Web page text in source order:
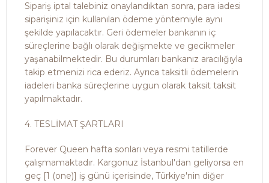
Sipariş iptal talebiniz onaylandıktan sonra, para iadesi
siparişiniz için kullanılan ödeme yöntemiyle aynı
şekilde yapılacaktır. Geri ödemeler bankanın iç
süreçlerine bağlı olarak değişmekte ve gecikmeler
yaşanabilmektedir. Bu durumları bankanız aracılığıyla
takip etmenizi rica ederiz. Ayrıca taksitli ödemelerin
iadeleri banka süreçlerine uygun olarak taksit taksit
yapılmaktadır.
4. TESLİMAT ŞARTLARI
Forever Queen hafta sonları veya resmi tatillerde
çalışmamaktadır. Kargonuz İstanbul'dan geliyorsa en
geç [1 (one)] iş günü içerisinde, Türkiye'nin diğer